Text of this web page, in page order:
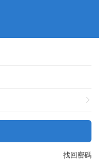
找回密碼